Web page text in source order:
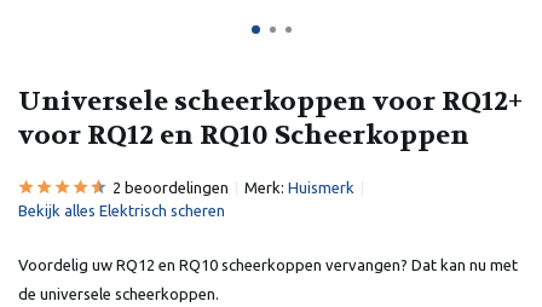
Universele scheerkoppen voor RQ12+
voor RQ12 en RQ10 Scheerkoppen
2 beoordelingen Merk: Huismerk
Bekijk alles Elektrisch scheren
Voordelig uw RQ12 en RQ10 scheerkoppen vervangen? Dat kan nu met
de universele scheerkoppen.